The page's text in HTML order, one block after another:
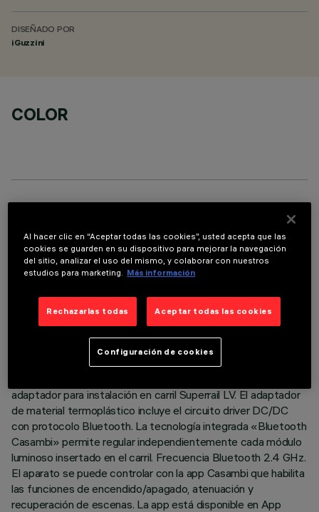
DISEÑADO POR
iGuzzini
COLOR
ÚLTIMA ACTUALIZACIÓN: 07/08/2026
DESCRIPCIÓN
Módulo lineal fijo con 5 elementos ópticos de flujo reducido,
especialmente diseñado para la conexión en fila continua con
5 y/o 10 celdas). Posibilidad de contacto continuo con barras
de luz general (LED stick). No se permite la unión con los
adaptador para instalación en carril Superrail LV. El adaptador
de material termoplástico incluye el circuito driver DC/DC
con protocolo Bluetooth. La tecnología integrada «Bluetooth
Casambi» permite regular independientemente cada módulo
luminoso insertado en el carril. Frecuencia Bluetooth 2.4 GHz.
El aparato se puede controlar con la app Casambi que habilita
las funciones de encendido/apagado, atenuación y
recuperación de escenas. La app está disponible en App
Al hacer clic en “Aceptar todas las cookies”, usted acepta que las
cookies se guarden en su dispositivo para mejorar la navegación
del sitio, analizar el uso del mismo, y colaborar con nuestros
estudios para marketing.
Más información
Rechazarlas todas Aceptar todas las cookies
Configuración de cookies